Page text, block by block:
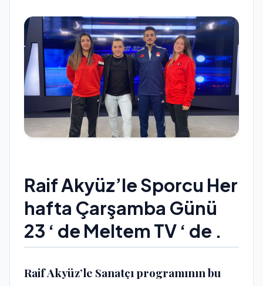
Raif Akyüz’le Sporcu Her
hafta Çarşamba Günü
23 ‘ de Meltem TV ‘ de .
Raif Akyüz’le Sanatçı programının bu